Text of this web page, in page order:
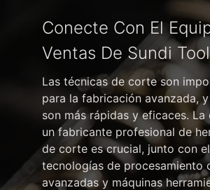
Conecte Con El
Ventas De Sundi
Las técnicas de corte son
para la fabricación avanzada,
son más rápidas y eficaces. La
un fabricante profesional de
de corte es crucial, junto con
tecnologías de procesamiento
avanzadas y máquinas